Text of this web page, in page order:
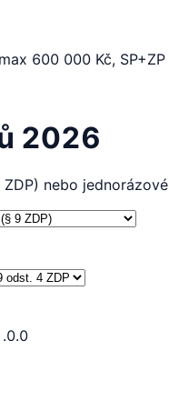
600 000 Kč,
2026
nebo